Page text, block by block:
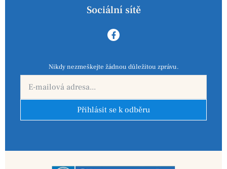
Sociální sítě
Nikdy nezmeškejte žádnou důležitou zprávu.
Přihlásit se k odběru